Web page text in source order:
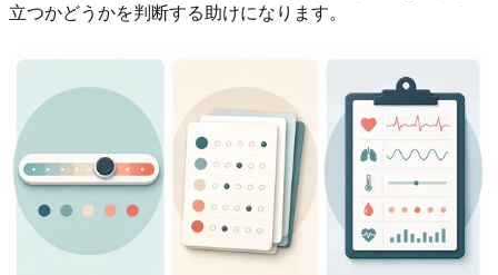
立つかどうかを判断する助けになります。